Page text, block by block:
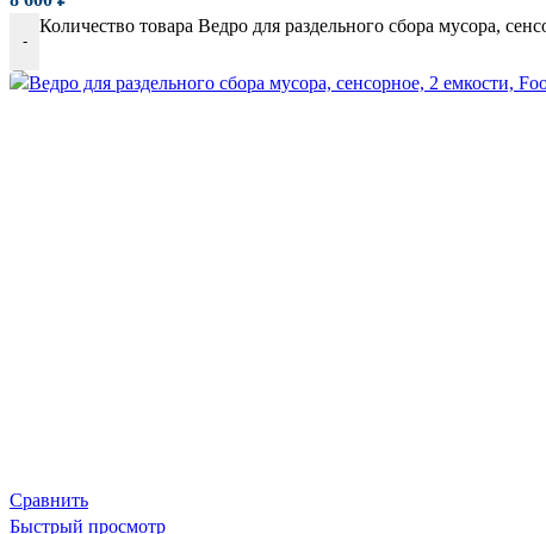
-
Количество товара Ведро для раздельного сбора мусора,
Сравнить
Быстрый просмотр